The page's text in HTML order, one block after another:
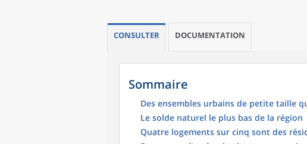
CONSULTER DOCUMENTATION
Sommaire
Des ensembles urbains de petite taille
Le solde naturel le plus bas de la région
Quatre logements sur cinq sont des